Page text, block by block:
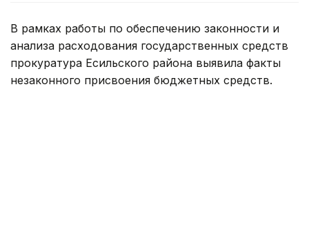
В рамках работы по обеспечению законности и
анализа расходования государственных средств
прокуратура Есильского района выявила факты
незаконного присвоения бюджетных средств.